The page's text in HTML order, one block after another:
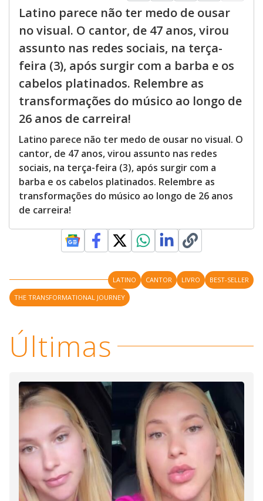
Latino parece não ter medo de ousar
no visual. O cantor, de 47 anos, virou
assunto nas redes sociais, na terça-
feira (3), após surgir com a barba e os
cabelos platinados. Relembre as
transformações do músico ao longo de
26 anos de carreira!
Latino parece não ter medo de ousar no visual. O
cantor, de 47 anos, virou assunto nas redes
sociais, na terça-feira (3), após surgir com a
barba e os cabelos platinados. Relembre as
transformações do músico ao longo de 26 anos
de carreira!
LATINO CANTOR LIVRO
BEST-SELLER
THE TRANSFORMATIONAL JOURNEY
Últimas